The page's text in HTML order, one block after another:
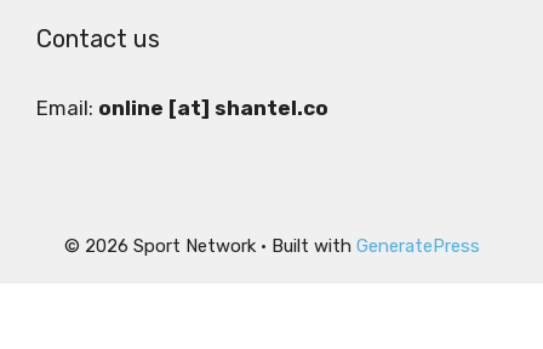
Contact us
Email: online [at] shantel.co
© 2026 Sport Network• Built with GeneratePress